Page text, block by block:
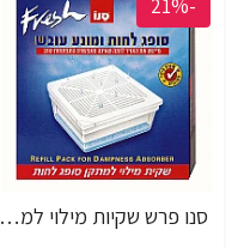
-21%
סנו פרש שקיות מילוי למתקן סופג לחות 340 גרם